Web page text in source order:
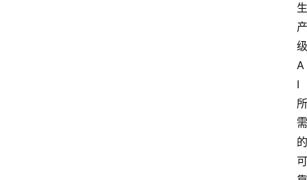
生
产
级
A
I
所
需
的
可